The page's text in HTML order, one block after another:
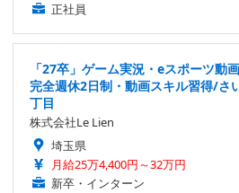
正社員
「27卒」ゲーム実況・eスポーツ動
完全週休2日制・動画スキル習得/さ
丁目
株式会社Le Lien
埼玉県
月給25万4,400円～32万円
新卒・インターン